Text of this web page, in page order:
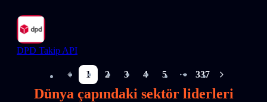
DPD Takip API
1 2 3 4 5
More pages
337
Dünya çapındaki sektör liderleri